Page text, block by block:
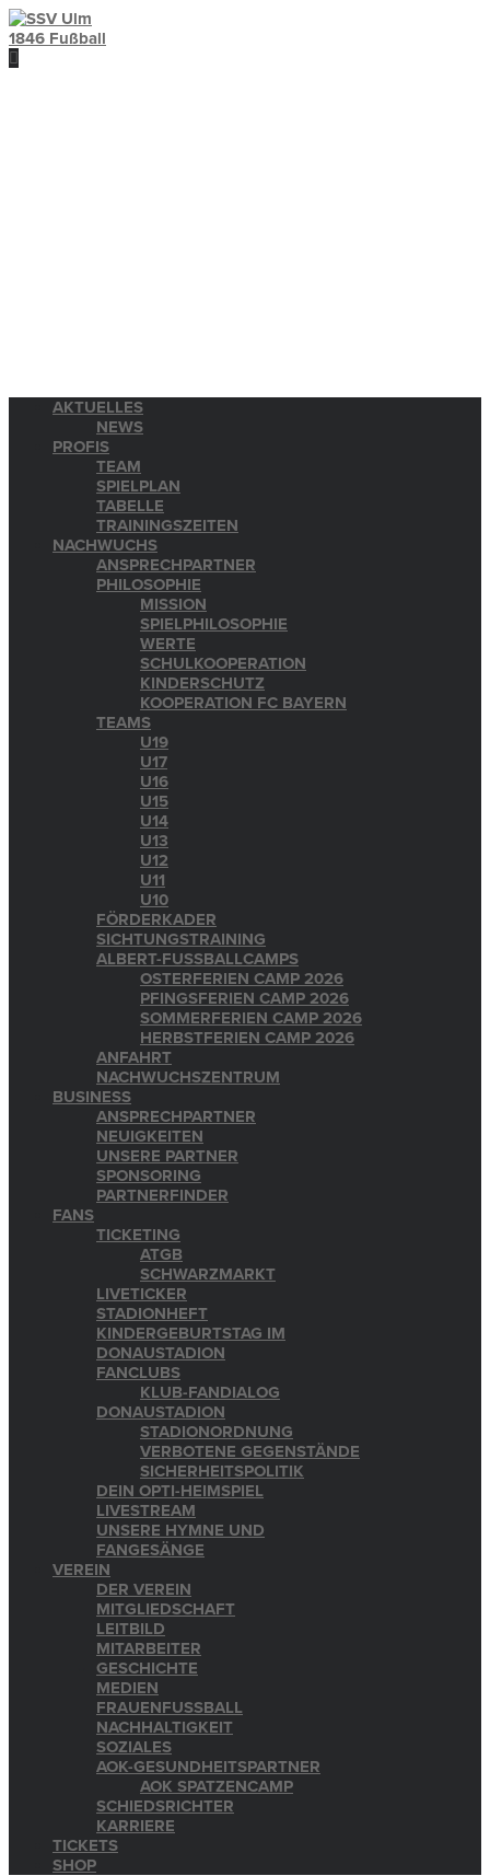
AKTUELLES
NEWS
PROFIS
TEAM
SPIELPLAN
TABELLE
TRAININGSZEITEN
NACHWUCHS
ANSPRECHPARTNER
PHILOSOPHIE
MISSION
SPIELPHILOSOPHIE
WERTE
SCHULKOOPERATION
KINDERSCHUTZ
KOOPERATION FC BAYERN
TEAMS
U19
U17
U16
U15
U14
U13
U12
U11
U10
FÖRDERKADER
SICHTUNGSTRAINING
ALBERT-FUSSBALLCAMPS
OSTERFERIEN CAMP 2026
PFINGSFERIEN CAMP 2026
SOMMERFERIEN CAMP 2026
HERBSTFERIEN CAMP 2026
ANFAHRT
NACHWUCHSZENTRUM
BUSINESS
ANSPRECHPARTNER
NEUIGKEITEN
UNSERE PARTNER
SPONSORING
PARTNERFINDER
FANS
TICKETING
ATGB
SCHWARZMARKT
LIVETICKER
STADIONHEFT
KINDERGEBURTSTAG IM
DONAUSTADION
FANCLUBS
KLUB-FANDIALOG
DONAUSTADION
STADIONORDNUNG
VERBOTENE GEGENSTÄNDE
SICHERHEITSPOLITIK
DEIN OPTI-HEIMSPIEL
LIVESTREAM
UNSERE HYMNE UND
FANGESÄNGE
VEREIN
DER VEREIN
MITGLIEDSCHAFT
LEITBILD
MITARBEITER
GESCHICHTE
MEDIEN
FRAUENFUSSBALL
NACHHALTIGKEIT
SOZIALES
AOK-GESUNDHEITSPARTNER
AOK SPATZENCAMP
SCHIEDSRICHTER
KARRIERE
TICKETS
SHOP